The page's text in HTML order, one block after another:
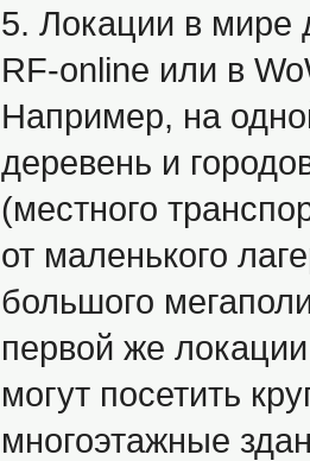
5. Локации в мире
RF-online или в
Например, на
деревень и
(местного
от маленького
большого
первой же
могут посетить
многоэтажные